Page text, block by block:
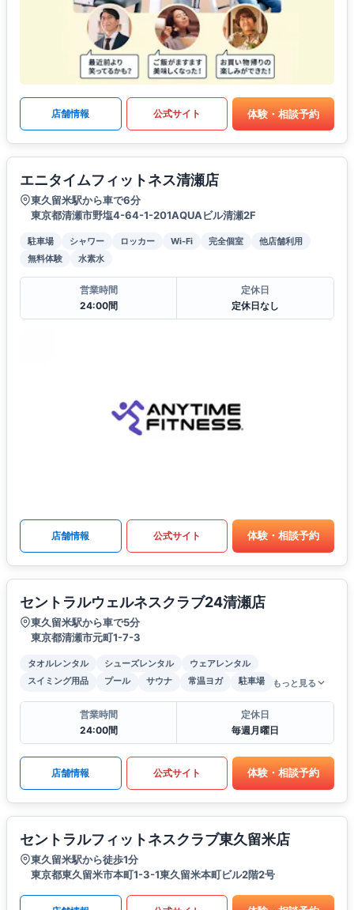
店舗情報 公式サイト 体験・相談予約
エニタイムフィットネス清瀬店
東久留米駅から車で6分
東京都清瀬市野塩4-64-1-201AQUAビル清瀬2F
駐車場 シャワー ロッカー Wi-Fi 完全個室
他店舗利用
無料体験
水素水
営業時間
24:00間
定休日
定休日なし
店舗情報 公式サイト 体験・相談予約
セントラルウェルネスクラブ24清瀬店
東久留米駅から車で5分
東京都清瀬市元町1-7-3
タオルレンタル シューズレンタル
ウェアレンタル
スイミング用品
プール サウナ 常温ヨガ 駐車場 もっと見る
営業時間
24:00間
定休日
毎週月曜日
店舗情報 公式サイト 体験・相談予約
セントラルフィットネスクラブ東久留米店
東久留米駅から徒歩1分
東京都東久留米市本町1-3-1東久留米本町ビル2階2号